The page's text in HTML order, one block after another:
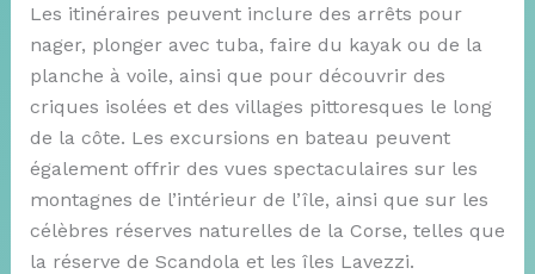
Les itinéraires peuvent inclure des arrêts pour
nager, plonger avec tuba, faire du kayak ou de la
planche à voile, ainsi que pour découvrir des
criques isolées et des villages pittoresques le long
de la côte. Les excursions en bateau peuvent
également offrir des vues spectaculaires sur les
montagnes de l’intérieur de l’île, ainsi que sur les
célèbres réserves naturelles de la Corse, telles que
la réserve de Scandola et les îles Lavezzi.